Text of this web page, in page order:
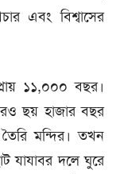
এবং বিশ্বাসের
১১,০০০ বছর।
ছয় হাজার বছর
মন্দির। তখন
যাযাবর দলে ঘুরে